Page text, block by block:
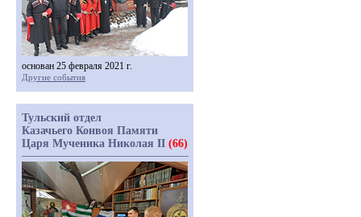
основан 25 февраля 2021 г.
Другие события
Тульский отдел
Казачьего Конвоя Памяти
Царя Мученика Николая II (66)